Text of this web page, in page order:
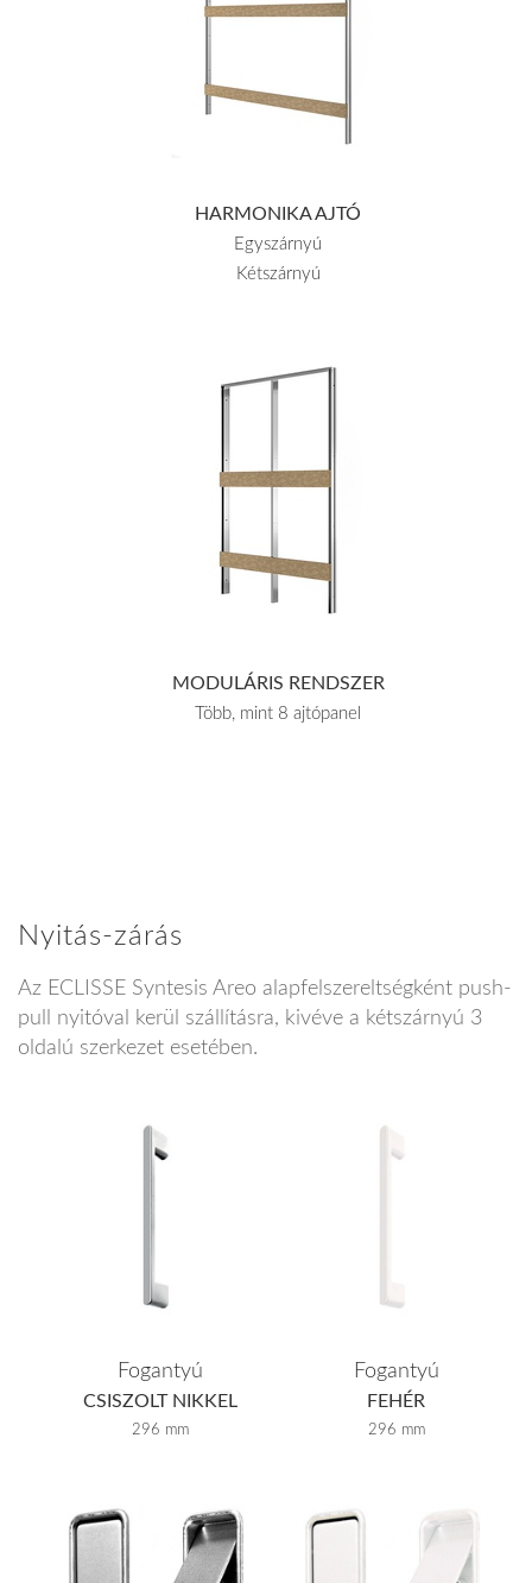
HARMONIKA AJTÓ
Egyszárnyú
Kétszárnyú
MODULÁRIS RENDSZER
Több, mint 8 ajtópanel
Nyitás-zárás
Az ECLISSE Syntesis Areo alapfelszereltségként push-
pull nyitóval kerül szállításra, kivéve a kétszárnyú 3
oldalú szerkezet esetében.
Fogantyú
CSISZOLT NIKKEL
296 mm
Fogantyú
FEHÉR
296 mm